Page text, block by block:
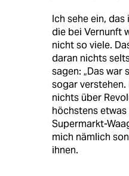
Ich sehe ein,
die bei Vernunft
nicht so viele.
daran nichts
sagen: „Das war
sogar
nichts über
höchstens
Supermarkt-
mich nämlich
ihnen.